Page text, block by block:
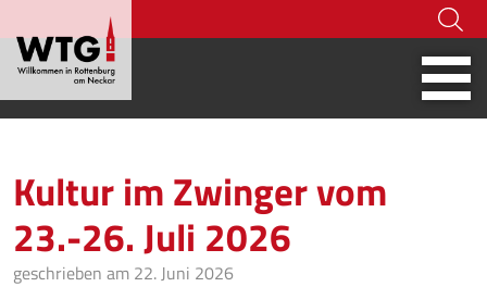
WebcamsSocial
Kultur im Zwinger vom
23.-26. Juli 2026
geschrieben am 22. Juni 2026